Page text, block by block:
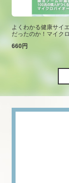
よくわかる健康サイ
だったのか！マイク
660円